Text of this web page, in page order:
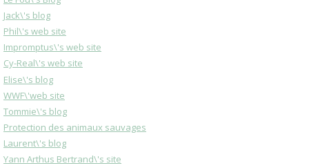
Jack\'s blog
Phil\'s web site
Impromptus\'s web site
Cy-Real\'s web site
Elise\'s blog
WWF\'web site
Tommie\'s blog
Protection des animaux sauvages
Laurent\'s blog
Yann Arthus Bertrand\'s site